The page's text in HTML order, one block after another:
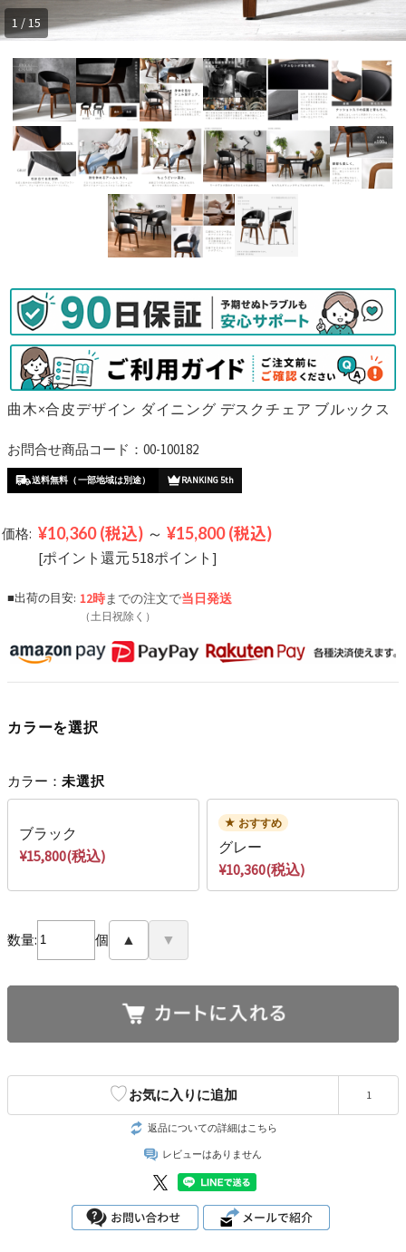
1 / 15
曲木×合皮デザイン ダイニング デスクチェア ブルックス
お問合せ商品コード：00-100182
送料無料（一部地域は別途） RANKING 5th
価格: ¥10,360 (税込) ～ ¥15,800 (税込)
[ポイント還元 518ポイント]
■出荷の目安: 12時までの注文で当日発送
（土日祝除く）
カラーを選択
カラー： 未選択
ブラック
¥15,800(税込)
おすすめ
グレー
¥10,360(税込)
数量: 個 ▲ ▼
♡お気に入りに追加 1
返品についての詳細はこちら
レビューはありません